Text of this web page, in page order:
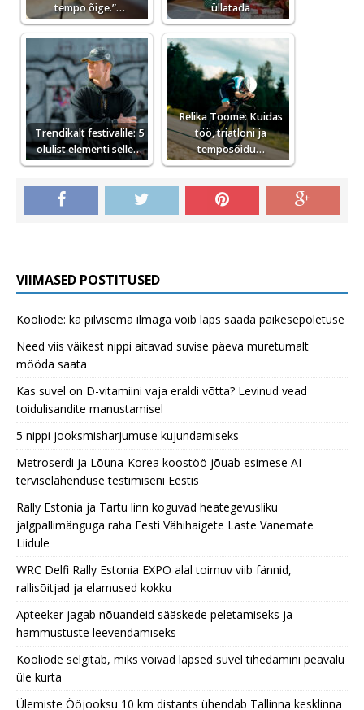
tempo õige.”…
üllatada
Trendikalt festivalile: 5
olulist elementi selle…
Relika Toome: Kuidas
töö, triatloni ja
temposõidu…
VIIMASED POSTITUSED
Kooliõde: ka pilvisema ilmaga võib laps saada päikesepõletuse
Need viis väikest nippi aitavad suvise päeva muretumalt
mööda saata
Kas suvel on D-vitamiini vaja eraldi võtta? Levinud vead
toidulisandite manustamisel
5 nippi jooksmisharjumuse kujundamiseks
Metroserdi ja Lõuna-Korea koostöö jõuab esimese AI-
terviselahenduse testimiseni Eestis
Rally Estonia ja Tartu linn koguvad heategevusliku
jalgpallimänguga raha Eesti Vähihaigete Laste Vanemate
Liidule
WRC Delfi Rally Estonia EXPO alal toimuv viib fännid,
rallisõitjad ja elamused kokku
Apteeker jagab nõuandeid sääskede peletamiseks ja
hammustuste leevendamiseks
Kooliõde selgitab, miks võivad lapsed suvel tihedamini peavalu
üle kurta
Ülemiste Ööjooksu 10 km distants ühendab Tallinna kesklinna